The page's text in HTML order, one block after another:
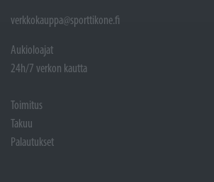
verkkokauppa@sporttikone.fi
Aukioloajat
24h/7 verkon kautta
Toimitus
Takuu
Palautukset